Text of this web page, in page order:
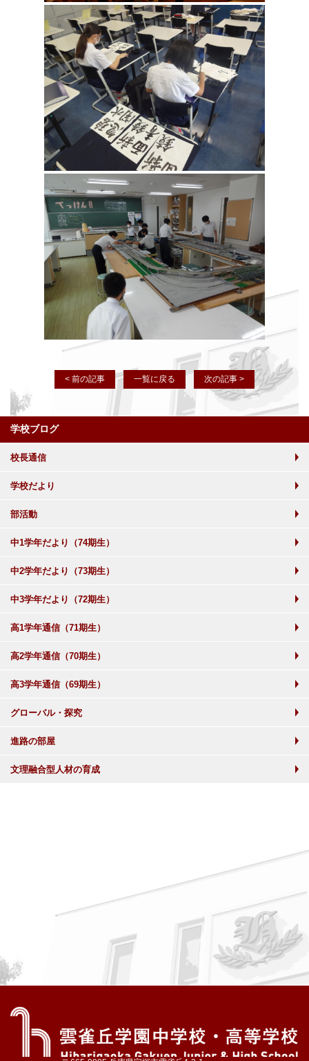
< 前の記事 一覧に戻る 次の記事 >
学校ブログ
校長通信
学校だより
部活動
中1学年だより（74期生）
中2学年だより（73期生）
中3学年だより（72期生）
高1学年通信（71期生）
高2学年通信（70期生）
高3学年通信（69期生）
グローバル・探究
進路の部屋
文理融合型人材の育成